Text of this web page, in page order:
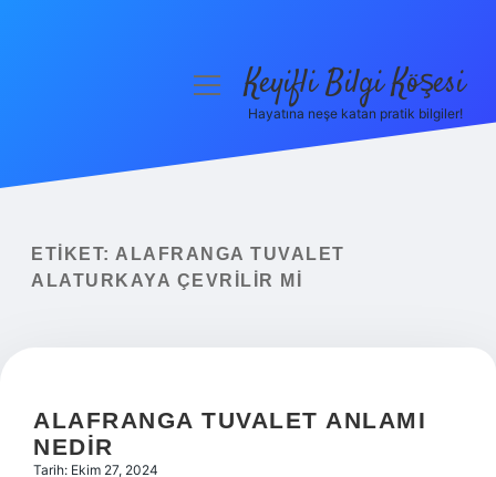
Yasal Uyarı
menüyüKeyifli Bilgi Köşesi
Hayatına neşe katan pratik bilgiler!
ETIKET: ALAFRANGA TUVALET
ALATURKAYA ÇEVRILIR MI
ALAFRANGA TUVALET ANLAMI
NEDIR
Tarih: Ekim 27, 2024